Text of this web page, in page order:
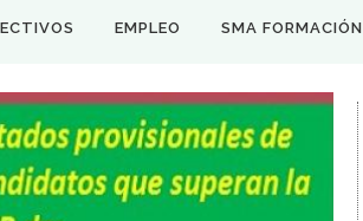
EMPLEO SMA FORMACIÓN